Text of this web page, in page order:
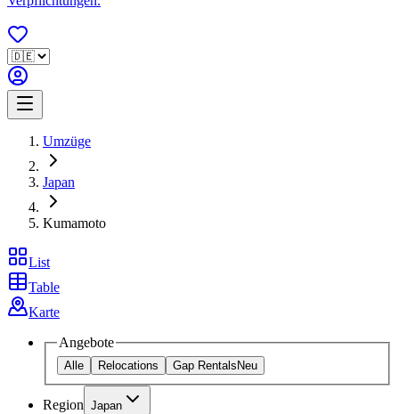
Umzüge
Japan
Kumamoto
List
Table
Karte
Angebote
Alle Relocations Gap Rentals Neu
Region Japan